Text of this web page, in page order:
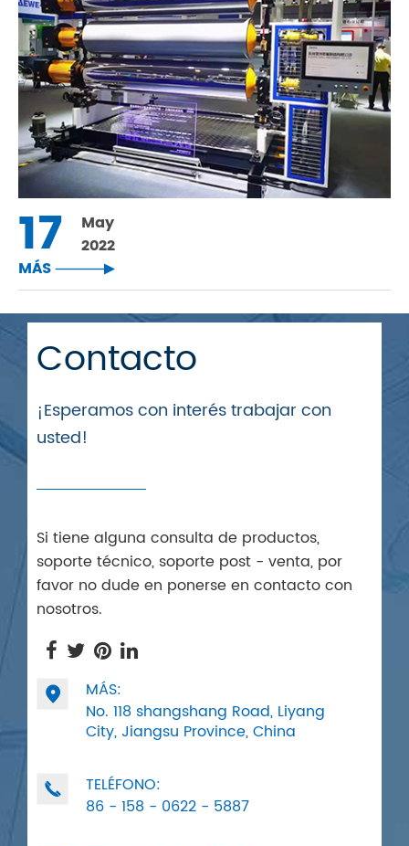
17
May
2022
MÁS 
Contacto
¡Esperamos con interés trabajar con
usted!
Si tiene alguna consulta de productos,
soporte técnico, soporte post - venta, por
favor no dude en ponerse en contacto con
nosotros.

MÁS:
No. 118 shangshang Road, Liyang
City, Jiangsu Province, China

TELÉFONO:
86 - 158 - 0622 - 5887